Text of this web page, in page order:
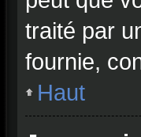
traité par
fournie,
Haut